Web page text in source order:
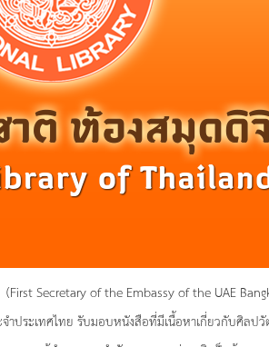
Secretary of the Embassy of the UAE
ประเทศไทย รับมอบหนังสือที่มีเนื้อหาเกี่ยวกับศิล